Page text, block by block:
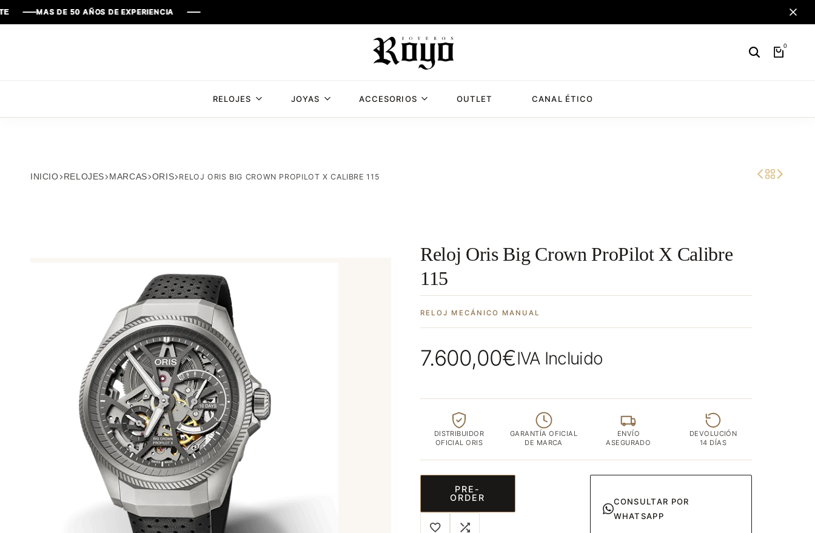
DE 50 AÑOS DE EXPERIENCIA
DE 50 AÑOS DE EXPERIENCIA
DE 50 AÑOS DE EXPERIENCIA
DE 50 AÑOS DE EXPERIENCIA
con
0
RELOJES JOYAS ACCESORIOS OUTLET CANAL ÉTICO
INICIO RELOJES MARCAS ORIS RELOJ ORIS BIG CROWN PROPILOT X CALIBRE 115
Reloj Oris Big Crown ProPilot X Calibre
115
RELOJ MECÁNICO MANUAL
7.600,00€IVA Incluido
DISTRIBUIDOR
OFICIAL ORIS
GARANTÍA OFICIAL
DE MARCA
ENVÍO
ASEGURADO
DEVOLUCIÓN
14 DÍAS
PRE-
ORDER
CONSULTAR POR
WHATSAPP